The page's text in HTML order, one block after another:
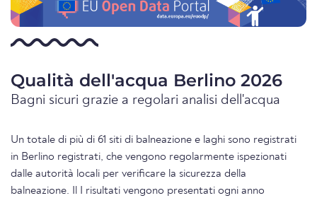
Qualità dell'acqua Berlino 2026
Bagni sicuri grazie a regolari analisi dell'acqua
Un totale di più di 61 siti di balneazione e laghi sono registrati
in Berlino registrati, che vengono regolarmente ispezionati
dalle autorità locali per verificare la sicurezza della
balneazione. Il I risultati vengono presentati ogni anno